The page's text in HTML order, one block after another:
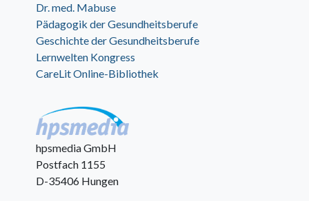
Dr. med. Mabuse
Pädagogik der Gesundheitsberufe
Geschichte der Gesundheitsberufe
Lernwelten Kongress
CareLit Online-Bibliothek
hpsmedia GmbH
Postfach 1155
D-35406 Hungen